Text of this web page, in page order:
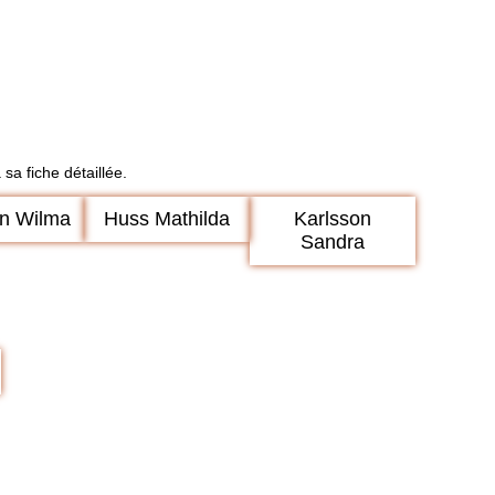
fiche détaillée.
Wilma Huss Mathilda
Karlsson
Sandra